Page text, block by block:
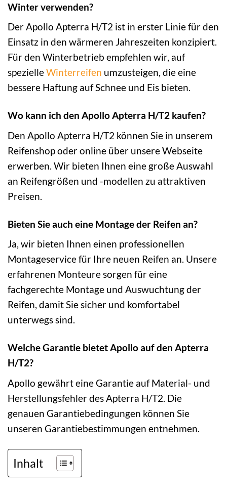
Winter verwenden?
Der Apollo Apterra H/T2 ist in erster Linie für den
Einsatz in den wärmeren Jahreszeiten konzipiert.
Für den Winterbetrieb empfehlen wir, auf
spezielleWinterreifen umzusteigen, die eine
bessere Haftung auf Schnee und Eis bieten.
Wo kann ich den Apollo Apterra H/T2 kaufen?
Den Apollo Apterra H/T2 können Sie in unserem
Reifenshop oder online über unsere Webseite
erwerben. Wir bieten Ihnen eine große Auswahl
an Reifengrößen und -modellen zu attraktiven
Preisen.
Bieten Sie auch eine Montage der Reifen an?
Ja, wir bieten Ihnen einen professionellen
Montageservice für Ihre neuen Reifen an. Unsere
erfahrenen Monteure sorgen für eine
fachgerechte Montage und Auswuchtung der
Reifen, damit Sie sicher und komfortabel
unterwegs sind.
Welche Garantie bietet Apollo auf den Apterra
H/T2?
Apollo gewährt eine Garantie auf Material- und
Herstellungsfehler des Apterra H/T2. Die
genauen Garantiebedingungen können Sie
unseren Garantiebestimmungen entnehmen.
Inhalt